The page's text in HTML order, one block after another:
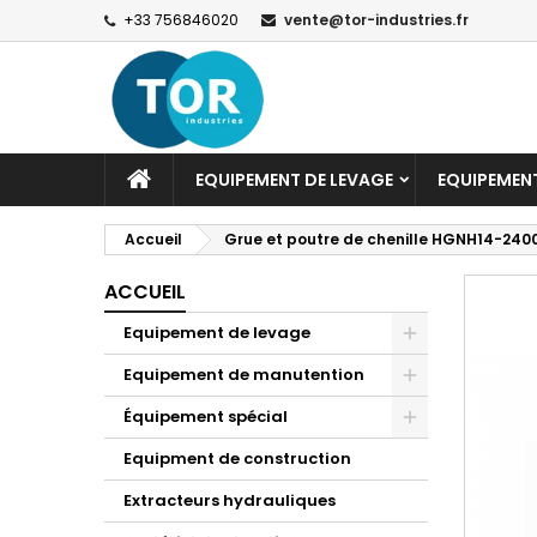
+33 756846020 vente@tor-industries.fr
EQUIPEMENT DE LEVAGE
Accueil Grue et poutre de chenille HGNH14-
ACCUEIL
Equipement de levage
Equipement de manutention
Équipement spécial
Equipment de construction
Extracteurs hydrauliques